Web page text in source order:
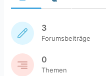
3
Forumsbeiträge
0
Themen